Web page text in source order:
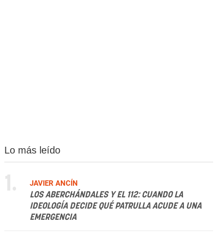
Lo más leído
1.
JAVIER ANCÍN
LOS ABERCHÁNDALES Y EL 112: CUANDO LA
IDEOLOGÍA DECIDE QUÉ PATRULLA ACUDE A UNA
EMERGENCIA